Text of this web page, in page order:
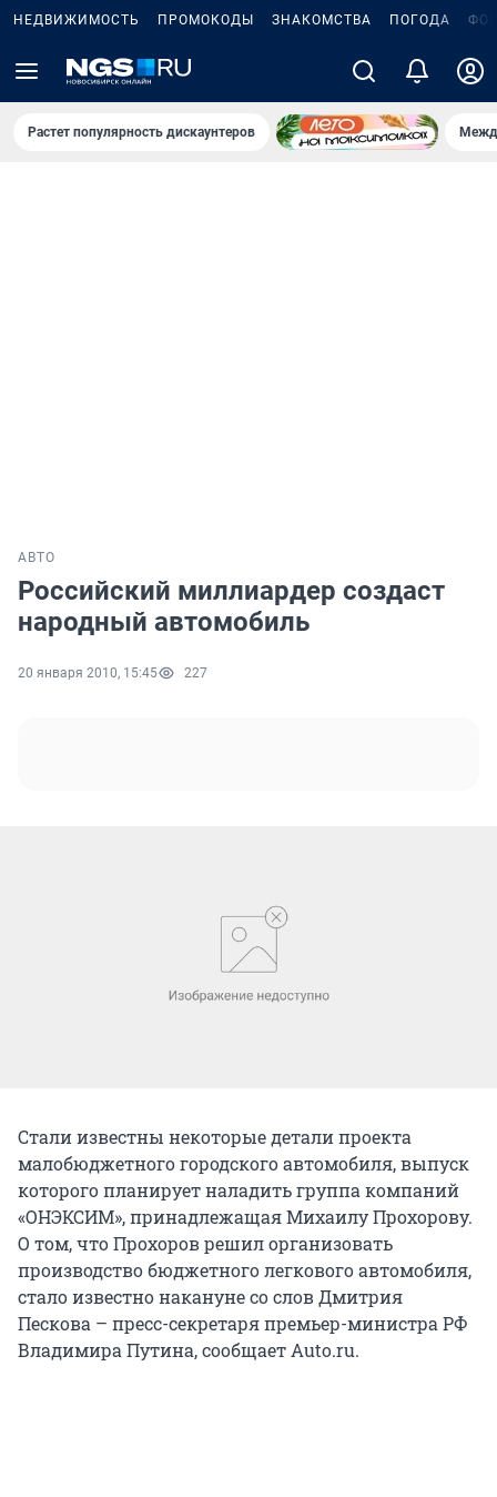
НЕДВИЖИМОСТЬ ПРОМОКОДЫ ЗНАКОМСТВА ПОГОДА
Растет популярность дискаунтеров
АВТО
Российский миллиардер создаст
народный автомобиль
20 января 2010, 15:45 227
Стали известны некоторые детали проекта
малобюджетного городского автомобиля, выпуск
которого планирует наладить группа компаний
«ОНЭКСИМ», принадлежащая Михаилу Прохорову.
О том, что Прохоров решил организовать
производство бюджетного легкового автомобиля,
стало известно накануне со слов Дмитрия
Пескова – пресс-секретаря премьер-министра РФ
Владимира Путина, сообщает Аuto.ru.